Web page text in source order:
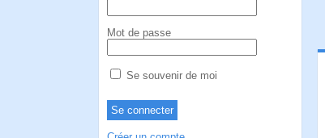
Mot de passe
Se souvenir de moi